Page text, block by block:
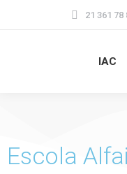
21 361
IAC
Escola